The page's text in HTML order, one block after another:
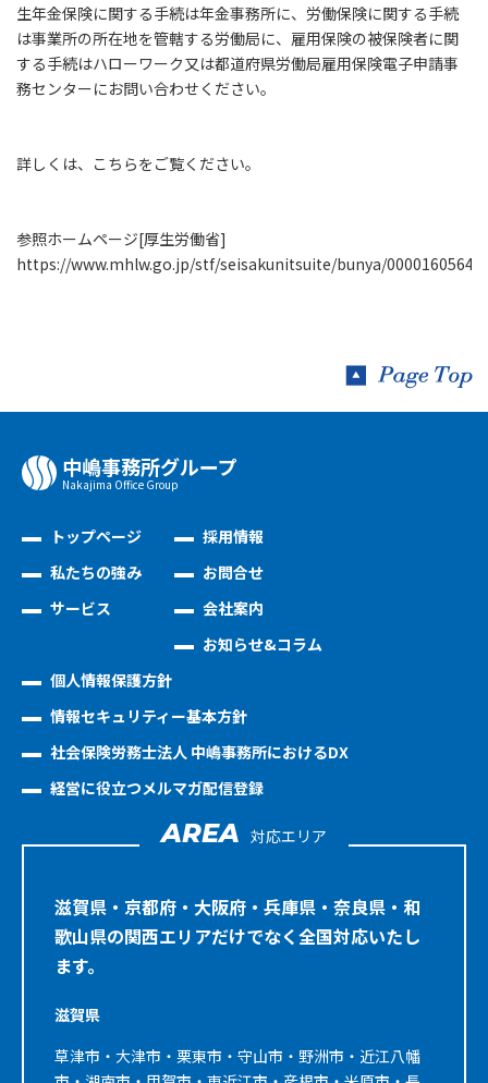
生年金保険に関する手続は年金事務所に、労働保険に関する手続
は事業所の所在地を管轄する労働局に、雇用保険の被保険者に関
する手続はハローワーク又は都道府県労働局雇用保険電子申請事
務センターにお問い合わせください。
詳しくは、こちらをご覧ください。
参照ホームページ[厚生労働省]
https://www.mhlw.go.jp/stf/seisakunitsuite/bunya/
中嶋事務所グループ
Nakajima Oﬃce Group
トップページ
私たちの強み
サービス
採用情報
お問合せ
会社案内
お知らせ&コラム
個人情報保護方針
情報セキュリティー基本方針
社会保険労務士法人 中嶋事務所におけるDX
経営に役立つメルマガ配信登録
AREA 対応エリア
滋賀県・京都府・大阪府・兵庫県・奈良県・和
歌山県の関西エリアだけでなく全国対応いたし
ます。
滋賀県
草津市・大津市・栗東市・守山市・野洲市・近江八幡